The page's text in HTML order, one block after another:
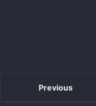
Previous